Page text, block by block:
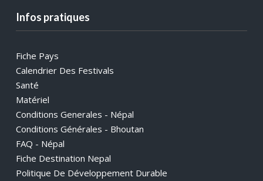
Infos pratiques
Fiche Pays
Calendrier Des Festivals
Santé
Matériel
Conditions Generales - Népal
Conditions Générales - Bhoutan
FAQ - Népal
Fiche Destination Nepal
Politique De Développement Durable